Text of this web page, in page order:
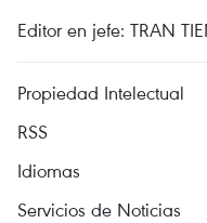
Editor en jefe: TRAN
Propiedad Intelectual
RSS
Idiomas
Servicios de Noticias